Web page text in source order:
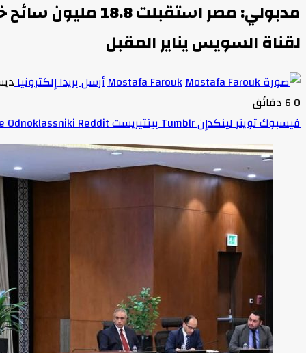
لقناة السويس يناير المقبل
Mostafa Faroukأرسل بريدا إلكترونيا
0
فيسبوكتويترلينكدإن بينتيريست Odnoklassniki